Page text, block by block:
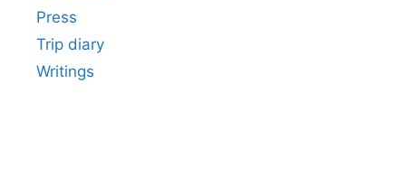
Press
Trip diary
Writings